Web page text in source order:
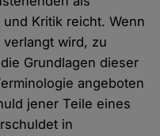
Kritik reicht. Wenn
wird, zu
Grundlagen dieser
angeboten
jener Teile eines
in